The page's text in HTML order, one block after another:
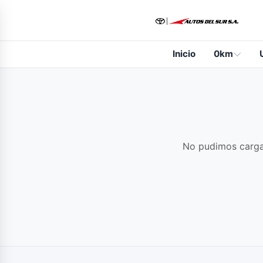
Inicio 0km
No pudimos